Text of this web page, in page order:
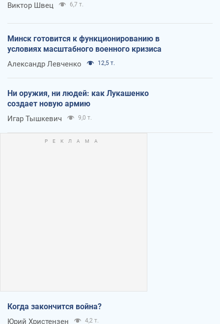
Виктор Швец 6,7 т.
Минск готовится к функционированию в
условиях масштабного военного кризиса
Александр Левченко 12,5 т.
Ни оружия, ни людей: как Лукашенко
создает новую армию
Игар Тышкевич 9,0 т.
Когда закончится война?
Юрий Христензен 4,2 т.